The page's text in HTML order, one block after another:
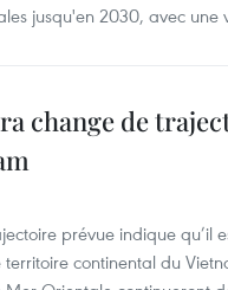
jusqu'en 2030, avec une
change de
prévue indique
territoire continental du